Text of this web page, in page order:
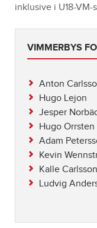
inklusive i U18-VM-
VIMMERBYS
Anton
Hugo Lejon
Jesper
Hugo Orrsten
Adam
Kevin
Kalle Carlsson
Ludvig